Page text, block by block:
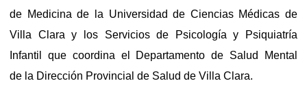
de Medicina de la Universidad de Ciencias Médicas de
Villa Clara y los Servicios de Psicología y Psiquiatría
Infantil que coordina el Departamento de Salud Mental
de la Dirección Provincial de Salud de Villa Clara.